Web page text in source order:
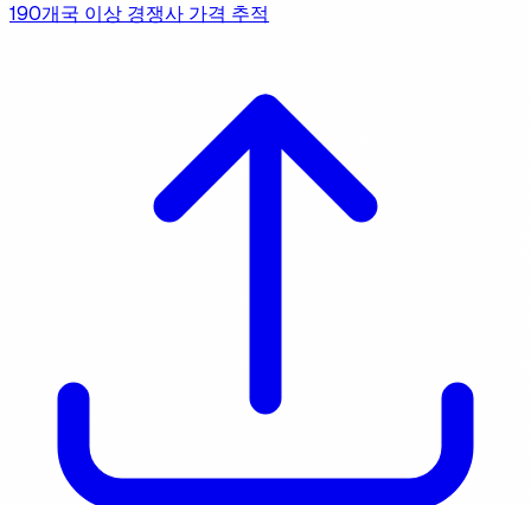
190개국 이상 경쟁사 가격 추적